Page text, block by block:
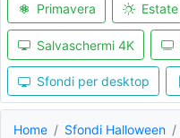
Primavera Estate
Salvaschermi 4K
Sfondi per desktop
Home Sfondi Halloween